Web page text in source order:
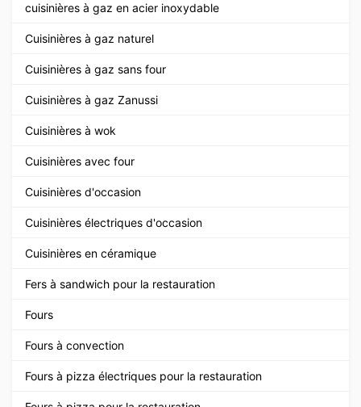
cuisinières à gaz en acier inoxydable
Cuisinières à gaz naturel
Cuisinières à gaz sans four
Cuisinières à gaz Zanussi
Cuisinières à wok
Cuisinières avec four
Cuisinières d'occasion
Cuisinières électriques d'occasion
Cuisinières en céramique
Fers à sandwich pour la restauration
Fours
Fours à convection
Fours à pizza électriques pour la restauration